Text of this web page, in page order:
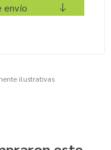
envío
ilustrativas